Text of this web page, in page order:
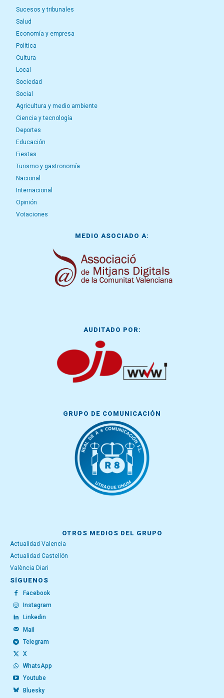
Sucesos y tribunales
Salud
Economía y empresa
Política
Cultura
Local
Sociedad
Social
Agricultura y medio ambiente
Ciencia y tecnología
Deportes
Educación
Fiestas
Turismo y gastronomía
Nacional
Internacional
Opinión
Votaciones
MEDIO ASOCIADO A:
AUDITADO POR:
GRUPO DE COMUNICACIÓN
OTROS MEDIOS DEL GRUPO
Actualidad Valencia
Actualidad Castellón
València Diari
SÍGUENOS
Facebook
Instagram
Linkedin
Mail
Telegram
X
WhatsApp
Youtube
Bluesky